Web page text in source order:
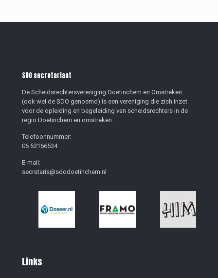
SDO secretariaat
De Scheidsrechtersvereniging Doetinchem en Omstreken
(ook wel de SDO genoemd) is een vereniging die zich inzet
voor de opleiding en begeleiding van scheidsrechters in de
regio Doetinchem en omstreken.
Telefoonnummer:
06 53166534
E-mail:
secretaris@sdodoetinchem.nl
Links